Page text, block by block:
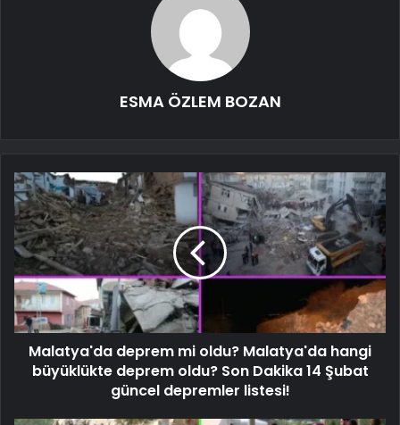
ESMA ÖZLEM BOZAN
Malatya'da deprem mi oldu? Malatya'da hangi
büyüklükte deprem oldu? Son Dakika 14 Şubat
güncel depremler listesi!